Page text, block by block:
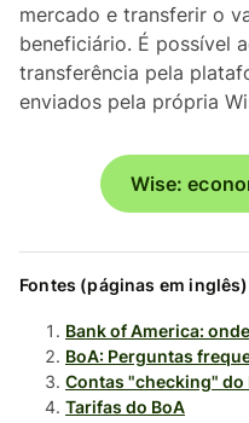
mercado e transferir o
beneficiário. É possível
transferência pela
enviados pela própria
Wise:
Fontes (páginas em
Bank of America:
BoA: Perguntas
Contas "checking" do
Tarifas do BoA